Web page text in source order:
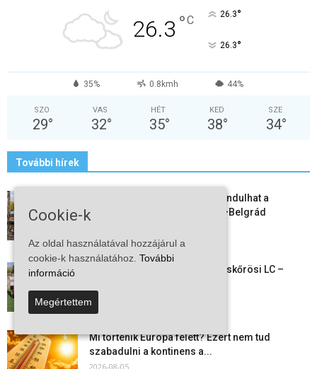
26.3 °C 26.3°
26.3°
35% 0.8kmh 44%
SZO
29°
VAS
32°
HÉT
35°
KED
38°
SZE
34°
További hírek
Vitézy Dávid: már ősszel újraindulhat a
személyszállítás a Budapest–Belgrád
2026-08-06
Megkezdte a felkészülést a Kiskőrösi LC –
2026-08-06
Mi történik Európa felett? Ezért nem tud
szabadulni a kontinens a...
2026-08-05
Cookie-k
Az oldal használatával hozzájárul a
cookie-k használatához. További
információ
Megértettem